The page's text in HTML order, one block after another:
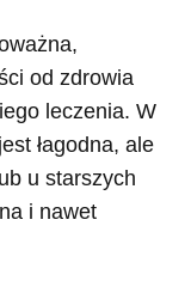
od zdrowia
leczenia. W
łagodna, ale
u starszych
i nawet